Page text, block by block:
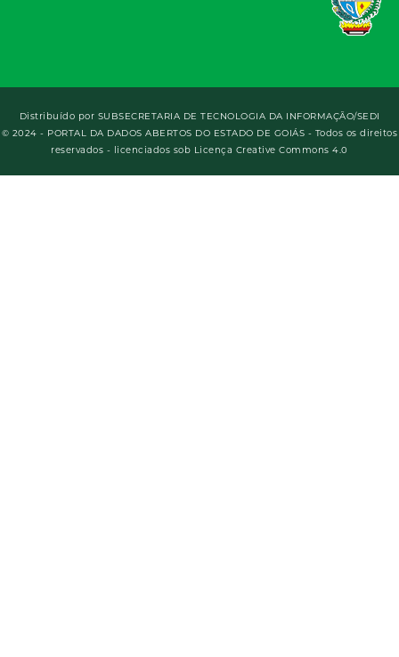
Distribuído por SUBSECRETARIA DE TECNOLOGIA DA INFORMAÇÃO/SEDI
© 2024 - PORTAL DA DADOS ABERTOS DO ESTADO DE GOIÁS - Todos os direitos
reservados - licenciados sob Licença Creative Commons 4.0